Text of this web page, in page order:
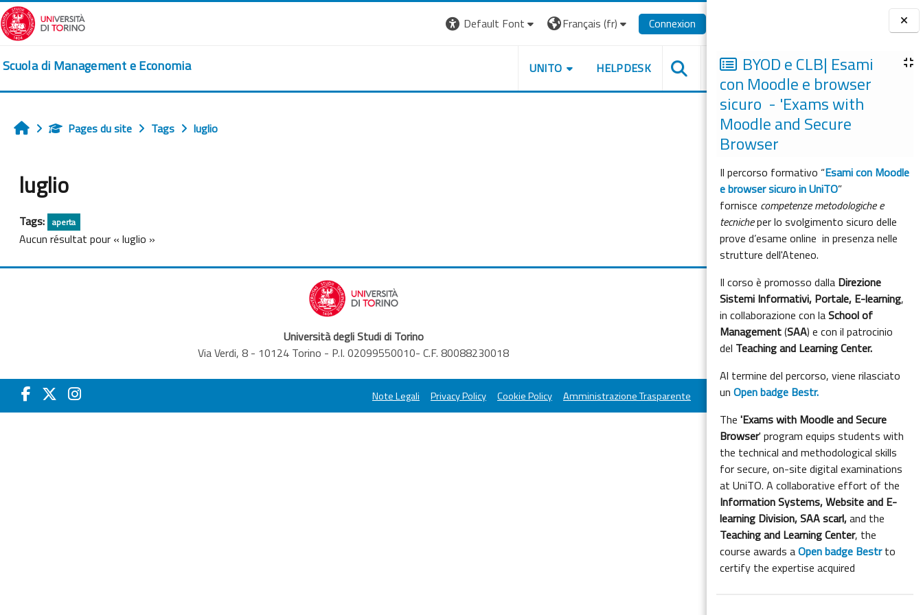
Passer au contenu principal
BlocsBYOD e CLB| Esami
con Moodle e browser
sicuro - 'Exams with
Moodle and Secure
Browser
Il percorso formativo “Esami con Moodle
e browser sicuro in UniTO”
fornisce competenze metodologiche e
tecnicheper lo svolgimento sicuro delle
prove d’esame online in presenza nelle
strutture dell'Ateneo.
Il corso è promosso dalla Direzione
Sistemi Informativi, Portale, E-learning,
in collaborazione con laSchool of
Management(SAA) e con il patrocinio
del Teaching and Learning Center.
Al termine del percorso, viene rilasciato
unOpen badge Bestr.
The'Exams with Moodle and Secure
Browser' program equips students with
the technical and methodological skills
for secure, on-site digital examinations
at UniTO. A collaborative effort of the
Information Systems, Website and E-
learning Division,SAA scarl,and the
Teaching and Learning Center, the
course awards aOpen badge Bestrto
certify the expertise acquired
Default Font Français ‎(fr)‎ Connexion
Scuola di Management e Economia UNITO HELPDESK
AccueilPages du site Tags luglio
luglio
Tags: aperta
Aucun résultat pour « luglio »
Università degli Studi di Torino
Via Verdi, 8 - 10124 Torino - P.I. 02099550010- C.F. 80088230018
Note Legali Privacy Policy Cookie Policy Amministrazione Trasparente